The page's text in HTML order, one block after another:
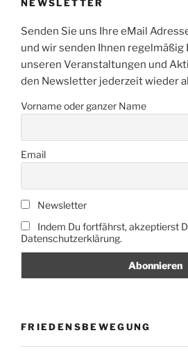
NEWSLETTER
Senden Sie uns Ihre eMail
und wir senden Ihnen
unseren Veranstaltungen und
den Newsletter jederzeit wieder
Vorname oder ganzer Name
Email
Newsletter
Indem Du fortfährst, akzeptierst
Datenschutzerklärung.
FRIEDENSBEWEGUNG